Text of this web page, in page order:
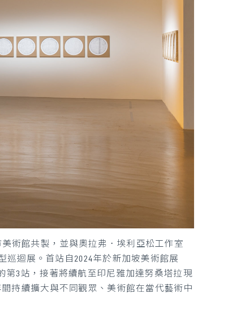
術館共製，並與奧拉弗．埃利亞松工作室
巡迴展。首站自2024年於新加坡美術館展
第3站，接著將續航至印尼雅加達努桑塔拉現
持續擴大與不同觀眾、美術館在當代藝術中